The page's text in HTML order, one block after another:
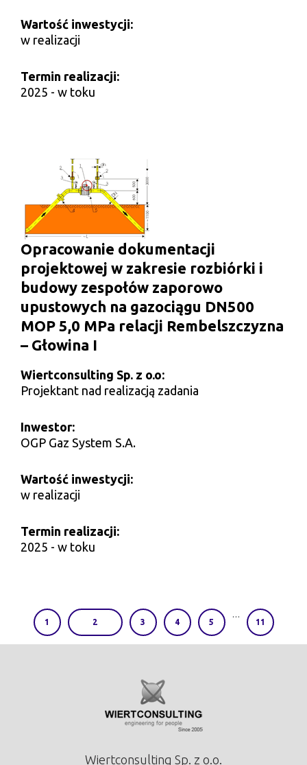
Wartość inwestycji:
w realizacji
Termin realizacji:
2025 - w toku
Opracowanie dokumentacji
projektowej w zakresie rozbiórki i
budowy zespołów zaporowo
upustowych na gazociągu DN500
MOP 5,0 MPa relacji Rembelszczyzna
– Głowina I
Wiertconsulting Sp. z o.o:
Projektant nad realizacją zadania
Inwestor:
OGP Gaz System S.A.
Wartość inwestycji:
w realizacji
Termin realizacji:
2025 - w toku
1 2 3 4 5
…
11
Wiertconsulting Sp. z o.o.